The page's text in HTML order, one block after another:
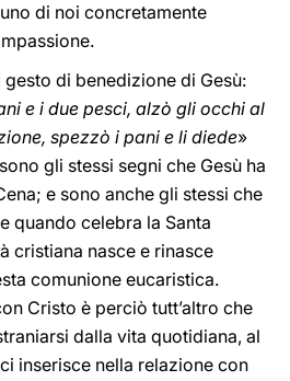
di noi concretamente
di benedizione di Gesù:
e i due pesci, alzò gli occhi al
spezzò i pani e li diede»
gli stessi segni che Gesù ha
e sono anche gli stessi che
quando celebra la Santa
cristiana nasce e rinasce
comunione eucaristica.
Cristo è perciò tutt’altro che
dalla vita quotidiana, al
inserisce nella relazione con